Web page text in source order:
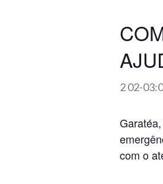
2 02-
com o